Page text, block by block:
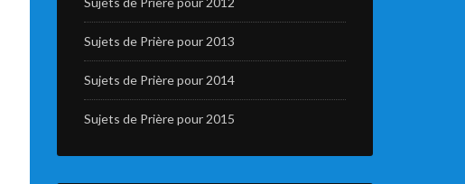
Sujets de Prière pour 2013
Sujets de Prière pour 2014
Sujets de Prière pour 2015